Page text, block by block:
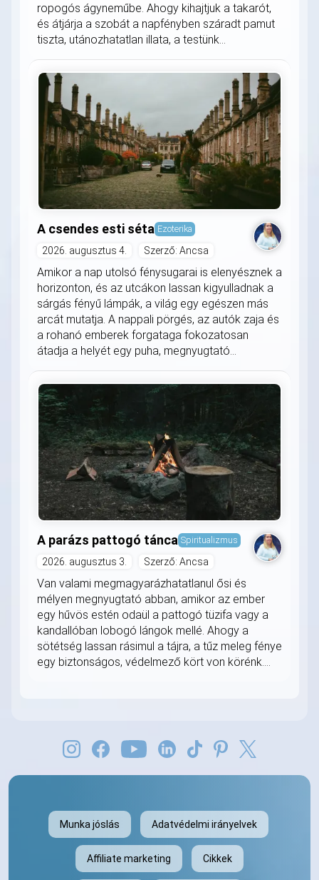
ropogós ágyneműbe. Ahogy kihajtjuk a takarót,
és átjárja a szobát a napfényben száradt pamut
tiszta, utánozhatatlan illata, a testünk...
A csendes esti séta Ezoterika
2026. augusztus 4. Szerző: Ancsa
Amikor a nap utolsó fénysugarai is elenyésznek a
horizonton, és az utcákon lassan kigyulladnak a
sárgás fényű lámpák, a világ egy egészen más
arcát mutatja. A nappali pörgés, az autók zaja és
a rohanó emberek forgataga fokozatosan
átadja a helyét egy puha, megnyugtató...
A parázs pattogó tánca Spiritualizmus
2026. augusztus 3. Szerző: Ancsa
Van valami megmagyarázhatatlanul ősi és
mélyen megnyugtató abban, amikor az ember
egy hűvös estén odaül a pattogó tüzifa vagy a
kandallóban lobogó lángok mellé. Ahogy a
sötétség lassan rásimul a tájra, a tűz meleg fénye
egy biztonságos, védelmező kört von körénk....
Munka jóslás Adatvédelmi irányelvek
Affiliate marketing Cikkek